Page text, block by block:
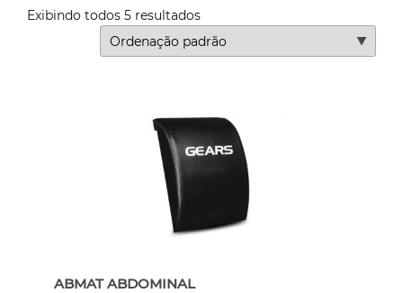
TODOS OS PRODUTOS
Exibindo todos 5 resultados
ABMAT ABDOMINAL